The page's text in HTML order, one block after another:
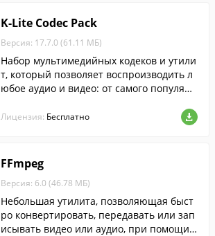
K-Lite Codec Pack
Версия: 17.7.0 (61.11 МБ)
Набор мультимедийных кодеков и утили
т, который позволяет воспроизводить л
юбое аудио и видео: от самого популярн
Лицензия: Бесплатно
FFmpeg
Версия: 6.0 (46.78 МБ)
Небольшая утилита, позволяющая быст
ро конвертировать, передавать или зап
исывать видео или аудио, при помощи к